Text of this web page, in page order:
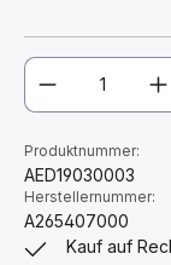
Produktnummer:
AED19030003
Herstellernummer:
A265407000
Kauf auf